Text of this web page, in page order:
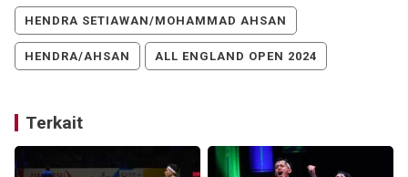
HENDRA SETIAWAN/MOHAMMAD AHSAN
HENDRA/AHSAN ALL ENGLAND OPEN 2024
Terkait